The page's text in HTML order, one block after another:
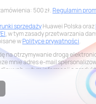
500 zł.Regulamin
sprzedażyHuawei Polska oraz
, w tym zasady przetwarzania
wPolityce prywatności.
na otrzymywanie drogą
mnie adres e-mail
w tym informacji o
promocjach i zniżkach od Huawei
prawo cofnięcia niniejszej zgody
należy wejść w ostatni
na samym dole.